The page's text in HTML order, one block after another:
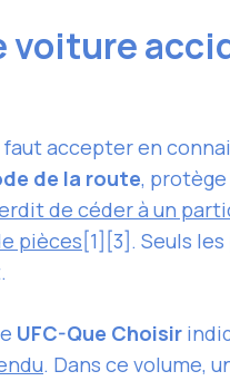
voiture
accepter en
de la route, protège
de céder à un
pièces[1][3]. Seuls
UFC-Que Choisir
. Dans ce volume,